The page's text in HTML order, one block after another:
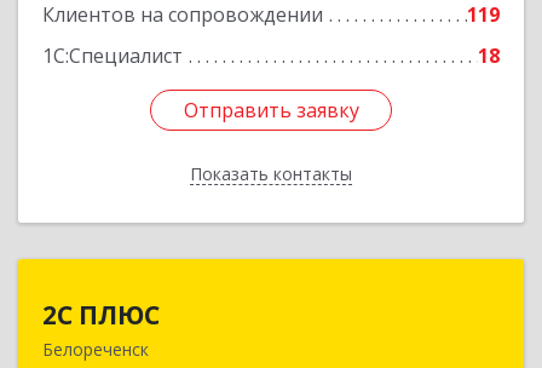
Клиентов на сопровождении
119
1С:Специалист
18
Отправить заявку
Показать контакты
Отправить заявку
Назад
2С ПЛЮС
Белореченск
352630, Краснодарский край, Белореченский р-